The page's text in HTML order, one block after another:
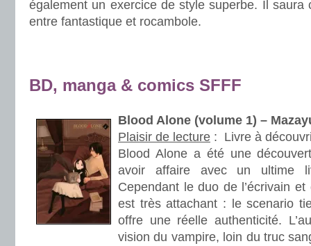
également un exercice de style superbe. Il saura
entre fantastique et rocambole.
BD, manga & comics SFFF
Blood Alone (volume 1) –
Plaisir de lecture : Livre à
Blood Alone a été une
avoir affaire avec un ultime
Cependant le duo de l’écrivain
est très attachant : le scenario
offre une réelle authenticité.
vision du vampire, loin du truc